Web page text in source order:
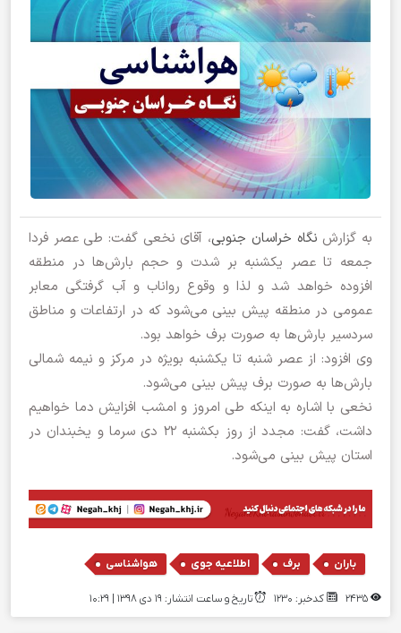
به گزارش نگاه خراسان جنوبی، آقای نخعی گفت: طی عصر فردا
جمعه تا عصر یکشنبه بر شدت و حجم بارش‌ها در منطقه
افزوده خواهد شد و لذا و وقوع رواناب و آب گرفتگی معابر
عمومی در منطقه پیش بینی می‌شود که در ارتفاعات و مناطق
سردسیر بارش‌ها به صورت برف خواهد بود.
وی افزود: از عصر شنبه تا یکشنبه بویژه در مرکز و نیمه شمالی
بارش‌ها به صورت برف پیش بینی می‌شود.
نخعی با اشاره به اینکه طی امروز و امشب افزایش دما خواهیم
داشت، گفت: مجدد از روز بکشنبه ۲۲ دی سرما و یخبندان در
استان پیش بینی می‌شود.
باران , برف , اطلاعیه جوی , هواشناسی
کدخبر: 1230 تاریخ و ساعت انتشار: ۱۹ دی ۱۳۹۸ | 10:29